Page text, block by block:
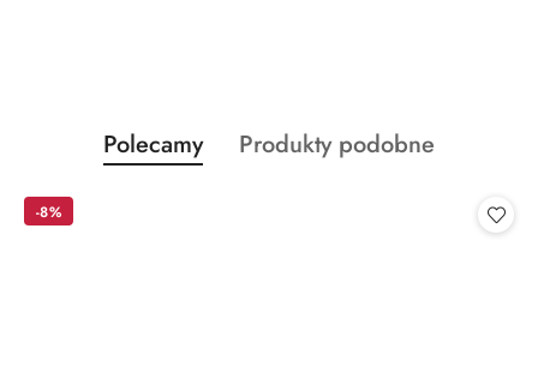
Pomiń karuzelę produktów
Produkty
o
Polecamy
Produkty
Produkty podobne
-8%